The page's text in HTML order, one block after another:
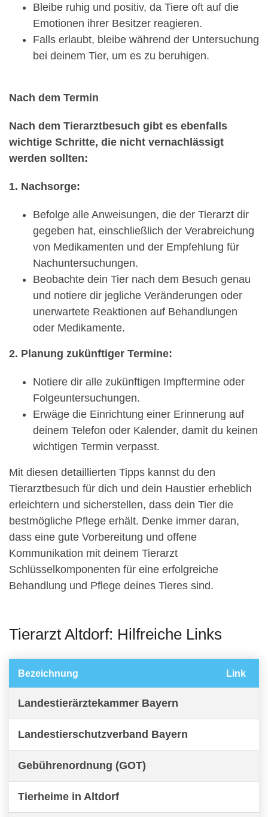
Bleibe ruhig und positiv, da Tiere oft auf die
Emotionen ihrer Besitzer reagieren.
Falls erlaubt, bleibe während der Untersuchung
bei deinem Tier, um es zu beruhigen.
Nach dem Termin
Nach dem Tierarztbesuch gibt es ebenfalls
wichtige Schritte, die nicht vernachlässigt
werden sollten:
1. Nachsorge:
Befolge alle Anweisungen, die der Tierarzt dir
gegeben hat, einschließlich der Verabreichung
von Medikamenten und der Empfehlung für
Nachuntersuchungen.
Beobachte dein Tier nach dem Besuch genau
und notiere dir jegliche Veränderungen oder
unerwartete Reaktionen auf Behandlungen
oder Medikamente.
2. Planung zukünftiger Termine:
Notiere dir alle zukünftigen Impftermine oder
Folgeuntersuchungen.
Erwäge die Einrichtung einer Erinnerung auf
deinem Telefon oder Kalender, damit du keinen
wichtigen Termin verpasst.
Mit diesen detaillierten Tipps kannst du den
Tierarztbesuch für dich und dein Haustier erheblich
erleichtern und sicherstellen, dass dein Tier die
bestmögliche Pflege erhält. Denke immer daran,
dass eine gute Vorbereitung und offene
Kommunikation mit deinem Tierarzt
Schlüsselkomponenten für eine erfolgreiche
Behandlung und Pflege deines Tieres sind.
Tierarzt Altdorf: Hilfreiche Links
Bezeichnung Link
Landestierärztekammer Bayern
Landestierschutzverband Bayern
Gebührenordnung (GOT)
Tierheime in Altdorf